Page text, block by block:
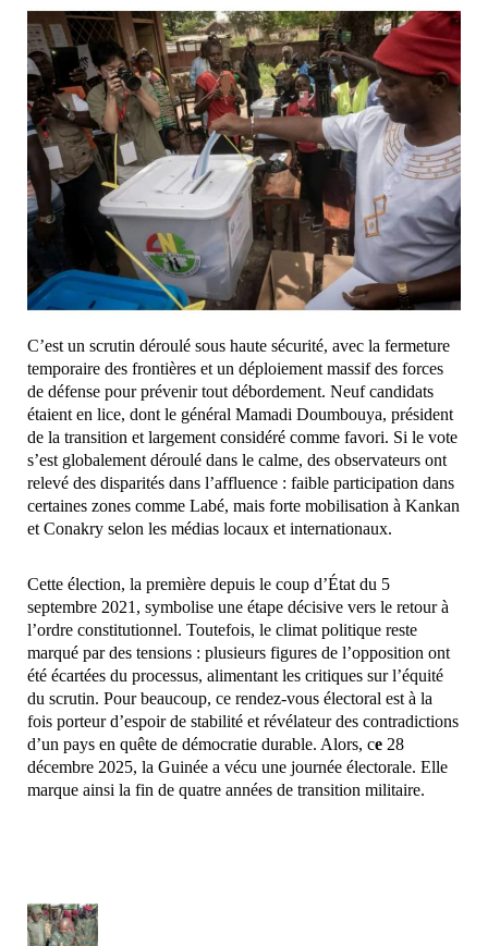
C’est un scrutin déroulé sous haute sécurité, avec la fermeture
temporaire des frontières et un déploiement massif des forces
de défense pour prévenir tout débordement. Neuf candidats
étaient en lice, dont le général Mamadi Doumbouya, président
de la transition et largement considéré comme favori. Si le vote
s’est globalement déroulé dans le calme, des observateurs ont
relevé des disparités dans l’affluence : faible participation dans
certaines zones comme Labé, mais forte mobilisation à Kankan
et Conakry selon les médias locaux et internationaux.
Cette élection, la première depuis le coup d’État du 5
septembre 2021, symbolise une étape décisive vers le retour à
l’ordre constitutionnel. Toutefois, le climat politique reste
marqué par des tensions : plusieurs figures de l’opposition ont
été écartées du processus, alimentant les critiques sur l’équité
du scrutin. Pour beaucoup, ce rendez-vous électoral est à la
fois porteur d’espoir de stabilité et révélateur des contradictions
d’un pays en quête de démocratie durable. Alors, ce 28
décembre 2025, la Guinée a vécu une journée électorale. Elle
marque ainsi la fin de quatre années de transition militaire.